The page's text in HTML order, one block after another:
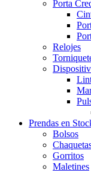
Porta
Relojes
Prendas en
Bolsos
Gorritos
Maletines